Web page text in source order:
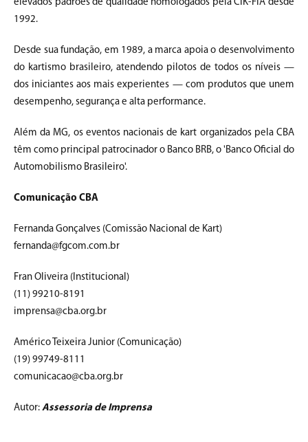
elevados padrões de qualidade homologados pela CIK-FIA desde
1992.
Desde sua fundação, em 1989, a marca apoia o desenvolvimento
do kartismo brasileiro, atendendo pilotos de todos os níveis —
dos iniciantes aos mais experientes — com produtos que unem
desempenho, segurança e alta performance.
Além da MG, os eventos nacionais de kart organizados pela CBA
têm como principal patrocinador o Banco BRB, o 'Banco Oficial do
Automobilismo Brasileiro'.
Comunicação CBA
Fernanda Gonçalves (Comissão Nacional de Kart)
fernanda@fgcom.com.br
Fran Oliveira (Institucional)
(11) 99210-8191
imprensa@cba.org.br
Américo Teixeira Junior (Comunicação)
(19) 99749-8111
comunicacao@cba.org.br
Autor: Assessoria de Imprensa